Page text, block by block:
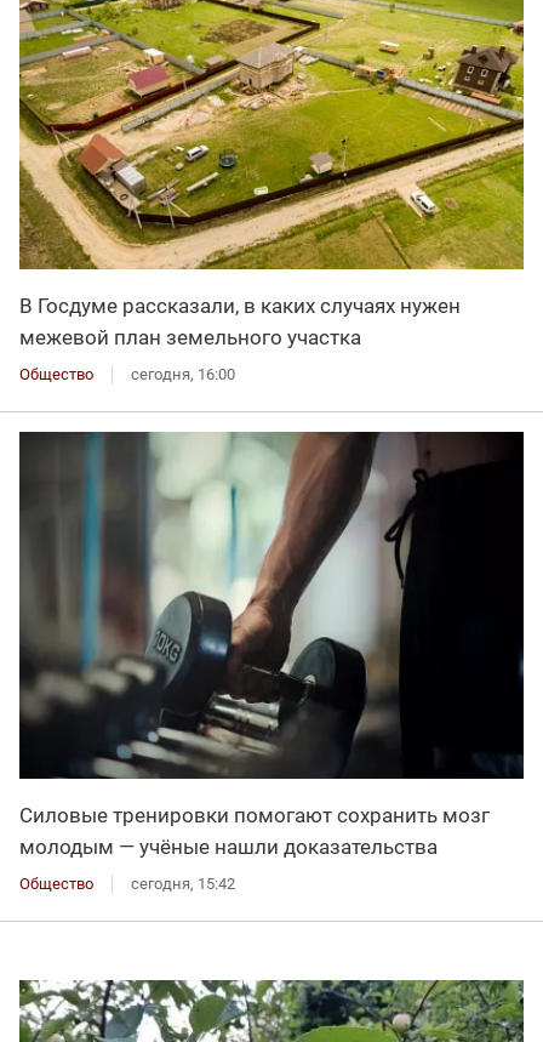
В Госдуме рассказали, в каких случаях нужен
межевой план земельного участка
Общество сегодня, 16:00
Силовые тренировки помогают сохранить мозг
молодым — учёные нашли доказательства
Общество сегодня, 15:42